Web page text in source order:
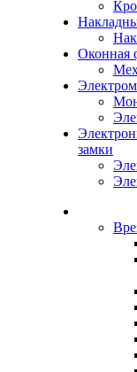
Оконная
замки